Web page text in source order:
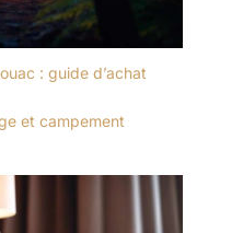
: guide d’achat
et campement